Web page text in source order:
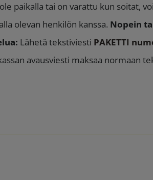
paikalla tai on varattu kun soitat,
olevan henkilön kanssa. Nopein
Lähetä tekstiviesti PAKETTI
avausviesti maksaa normaan